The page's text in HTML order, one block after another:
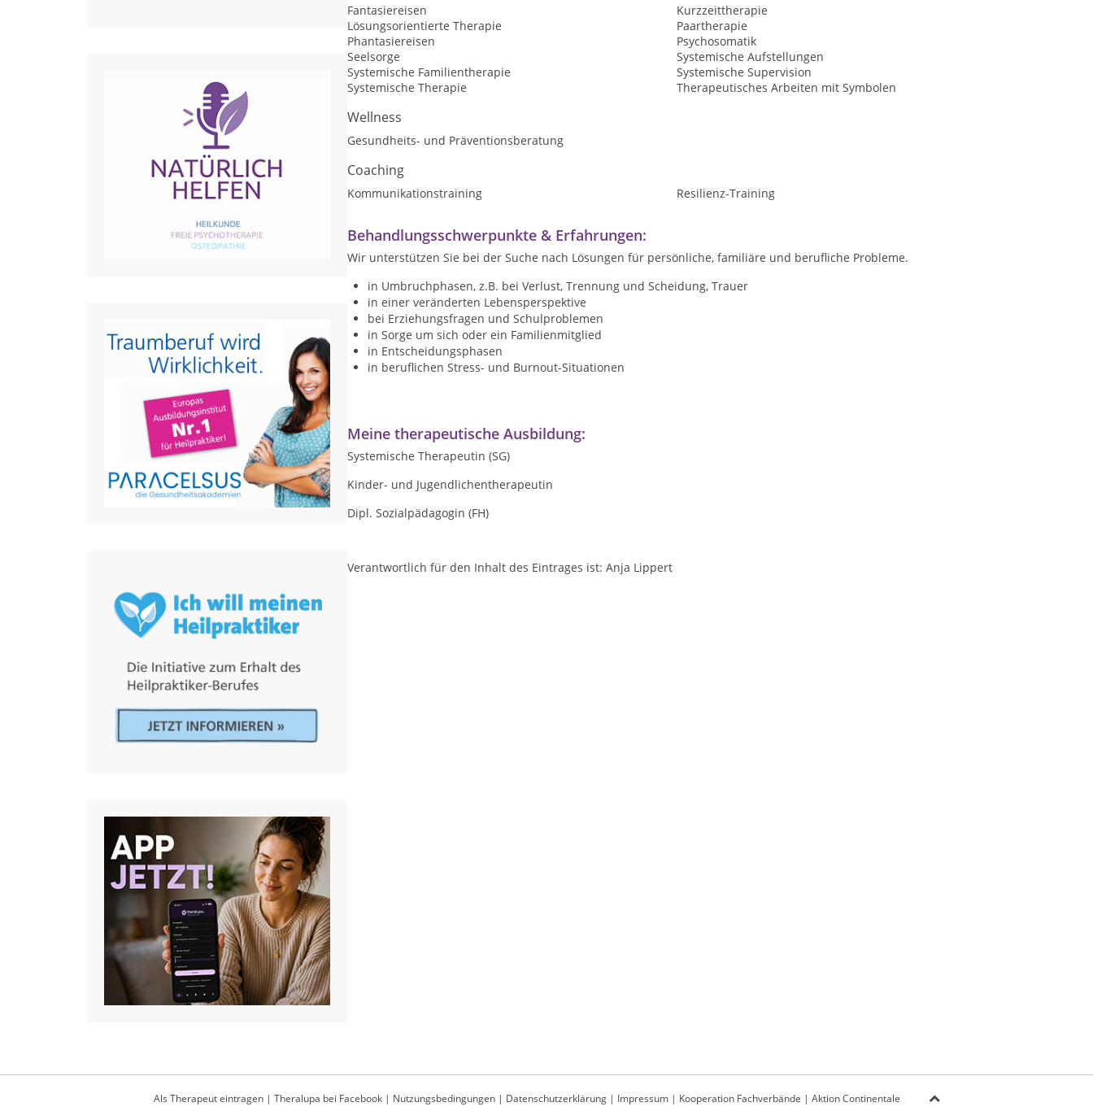
Fantasiereisen
Kurzzeittherapie
Lösungsorientierte Therapie
Paartherapie
Phantasiereisen
Psychosomatik
Seelsorge
Systemische Aufstellungen
Systemische Familientherapie
Systemische Supervision
Systemische Therapie
Therapeutisches Arbeiten mit Symbolen
Wellness
Gesundheits- und Präventionsberatung
Coaching
Kommunikationstraining Resilienz-Training
Behandlungsschwerpunkte & Erfahrungen:
Wir unterstützen Sie bei der Suche nach Lösungen für persönliche, familiäre und berufliche Probleme.
in Umbruchphasen, z.B. bei Verlust, Trennung und Scheidung, Trauer
in einer veränderten Lebensperspektive
bei Erziehungsfragen und Schulproblemen
in Sorge um sich oder ein Familienmitglied
in Entscheidungsphasen
in beruflichen Stress- und Burnout-Situationen
Meine therapeutische Ausbildung:
Systemische Therapeutin (SG)
Kinder- und Jugendlichentherapeutin
Dipl. Sozialpädagogin (FH)
Verantwortlich für den Inhalt des Eintrages ist: Anja Lippert
Als Therapeut eintragen| Theralupa bei Facebook| Nutzungsbedingungen| Datenschutzerklärung| Impressum| Kooperation Fachverbände | Aktion Continentale